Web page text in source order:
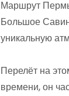
Маршрут
Большое
уникальную
Перелёт на
времени, он